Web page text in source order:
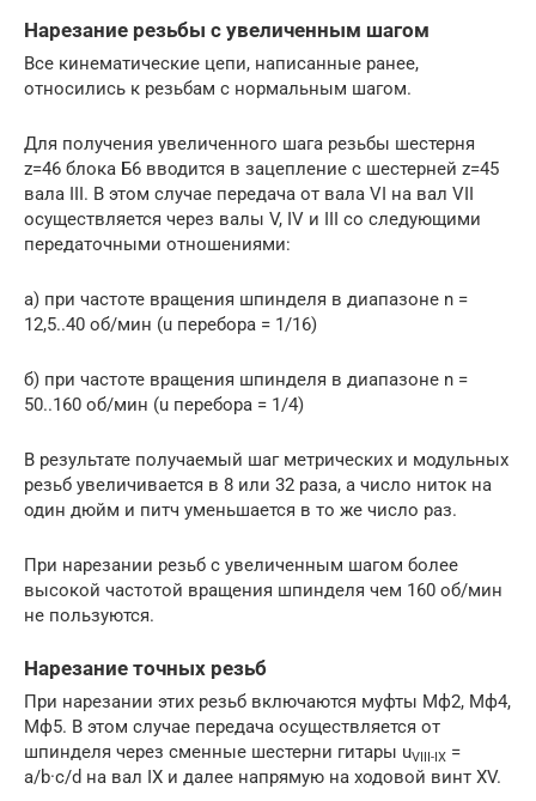
Нарезание резьбы с увеличенным шагом
Все кинематические цепи, написанные ранее,
относились к резьбам с нормальным шагом.
Для получения увеличенного шага резьбы шестерня
z=46 блока Б6 вводится в зацепление с шестерней z=45
вала III. В этом случае передача от вала VI на вал VII
осуществляется через валы V, IV и III со следующими
передаточными отношениями:
а) при частоте вращения шпинделя в диапазоне n =
12,5..40 об/мин (u перебора = 1/16)
б) при частоте вращения шпинделя в диапазоне n =
50..160 об/мин (u перебора = 1/4)
В результате получаемый шаг метрических и модульных
резьб увеличивается в 8 или 32 раза, а число ниток на
один дюйм и питч уменьшается в то же число раз.
При нарезании резьб с увеличенным шагом более
высокой частотой вращения шпинделя чем 160 об/мин
не пользуются.
Нарезание точных резьб
При нарезании этих резьб включаются муфты Мф2, Мф4,
Мф5. В этом случае передача осуществляется от
шпинделя через сменные шестерни гитары uVIII-IX =
a/b·c/d на вал IX и далее напрямую на ходовой винт XV.